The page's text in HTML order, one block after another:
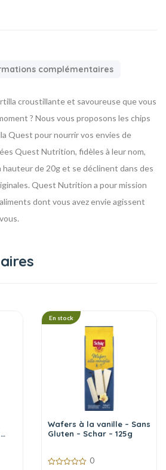
complémentaires
croustillante et savoureuse que vous
? Nous vous proposons les chips
Quest pour nourrir vos envies de
Quest Nutrition, fidèles à leur nom,
de 20g et se déclinent dans des
Quest Nutrition a pour mission
dont vous avez envie agissent
En stock
Wafers à la vanille – Sans
Gluten – Schar – 125g
0